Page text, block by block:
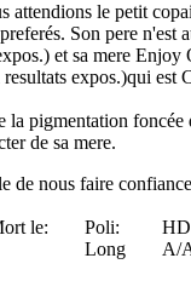
attendions le petit
Son pere
et sa mere
expos.)qui
pigmentation foncée
de sa mere.
de nous faire
le: Poli:
Long A/